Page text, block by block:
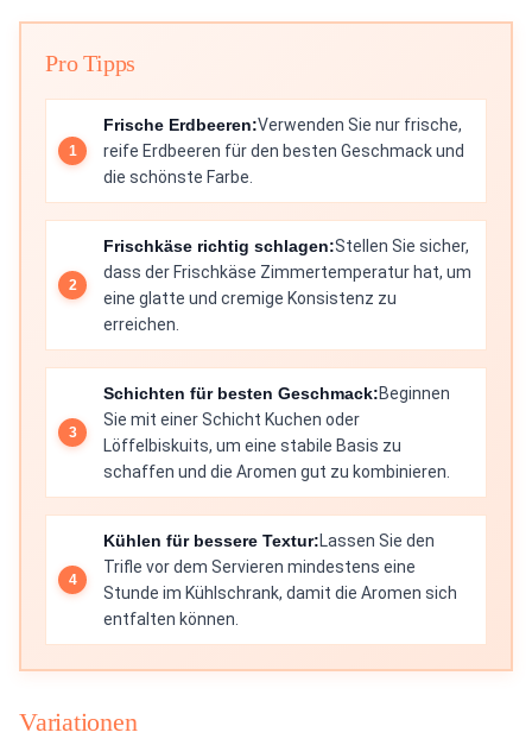
Pro Tipps
Frische Erdbeeren:Verwenden Sie nur frische,
reife Erdbeeren für den besten Geschmack und
die schönste Farbe.
Frischkäse richtig schlagen:Stellen Sie sicher,
dass der Frischkäse Zimmertemperatur hat, um
eine glatte und cremige Konsistenz zu
erreichen.
Schichten für besten Geschmack:Beginnen
Sie mit einer Schicht Kuchen oder
Löffelbiskuits, um eine stabile Basis zu
schaffen und die Aromen gut zu kombinieren.
Kühlen für bessere Textur:Lassen Sie den
Trifle vor dem Servieren mindestens eine
Stunde im Kühlschrank, damit die Aromen sich
entfalten können.
Variationen